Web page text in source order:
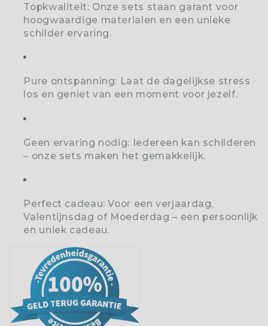
Topkwaliteit: Onze sets staan garant voor
hoogwaardige materialen en een unieke
schilder ervaring.
Pure ontspanning: Laat de dagelijkse stress
los en geniet van een moment voor jezelf.
Geen ervaring nodig: Iedereen kan schilderen
– onze sets maken het gemakkelijk.
Perfect cadeau:Voor een verjaardag,
Valentijnsdag of Moederdag – een persoonlijk
en uniek cadeau.